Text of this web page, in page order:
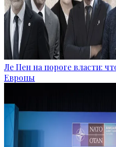
Ле Пен на пороге власти:
Европы